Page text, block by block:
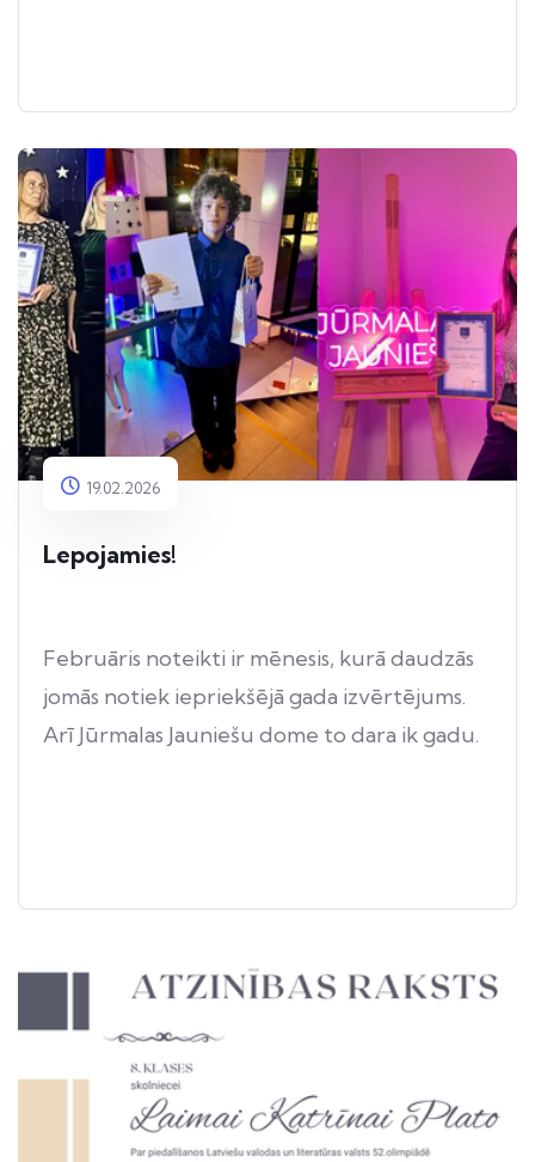
19.02.2026
Lepojamies!
Februāris noteikti ir mēnesis, kurā daudzās
jomās notiek iepriekšējā gada izvērtējums.
Arī Jūrmalas Jauniešu dome to dara ik gadu.